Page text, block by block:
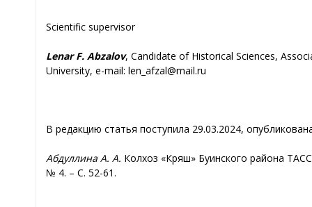
Scientific supervisor
Lenar F. Abzalov, Candidate of Historical Sciences,
University, e-mail: len_afzal@mail.ru
В редакцию статья поступила 29.03.2024,
Абдуллина А. А. Колхоз «Кряш» Буинского района
№ 4. – С. 52-61.